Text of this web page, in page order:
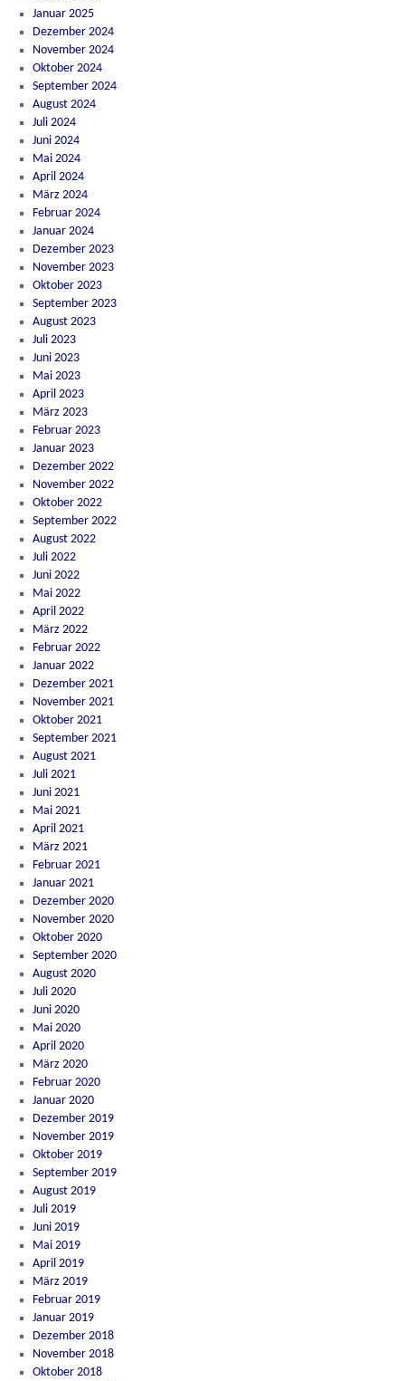
Januar 2025
Dezember 2024
November 2024
Oktober 2024
September 2024
August 2024
Juli 2024
Juni 2024
Mai 2024
April 2024
März 2024
Februar 2024
Januar 2024
Dezember 2023
November 2023
Oktober 2023
September 2023
August 2023
Juli 2023
Juni 2023
Mai 2023
April 2023
März 2023
Februar 2023
Januar 2023
Dezember 2022
November 2022
Oktober 2022
September 2022
August 2022
Juli 2022
Juni 2022
Mai 2022
April 2022
März 2022
Februar 2022
Januar 2022
Dezember 2021
November 2021
Oktober 2021
September 2021
August 2021
Juli 2021
Juni 2021
Mai 2021
April 2021
März 2021
Februar 2021
Januar 2021
Dezember 2020
November 2020
Oktober 2020
September 2020
August 2020
Juli 2020
Juni 2020
Mai 2020
April 2020
März 2020
Februar 2020
Januar 2020
Dezember 2019
November 2019
Oktober 2019
September 2019
August 2019
Juli 2019
Juni 2019
Mai 2019
April 2019
März 2019
Februar 2019
Januar 2019
Dezember 2018
November 2018
Oktober 2018